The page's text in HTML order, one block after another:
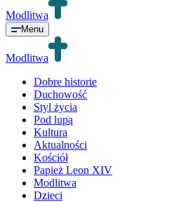
Modlitwa
Menu
Modlitwa
Dobre historie
Duchowość
Styl życia
Pod lupą
Kultura
Aktualności
Kościół
Papież Leon XIV
Modlitwa
Dzieci